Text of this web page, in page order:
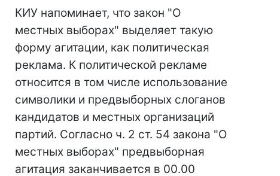
КИУ напоминает, что закон "О
местных выборах" выделяет такую
форму агитации, как политическая
реклама. К политической рекламе
относится в том числе использование
символики и предвыборных слоганов
кандидатов и местных организаций
партий. Согласно ч. 2 ст. 54 закона "О
местных выборах" предвыборная
агитация заканчивается в 00.00